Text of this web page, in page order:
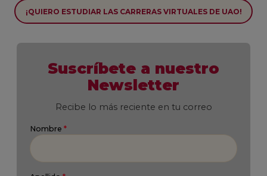
¡QUIERO ESTUDIAR LAS CARRERAS VIRTUALES DE UAO!